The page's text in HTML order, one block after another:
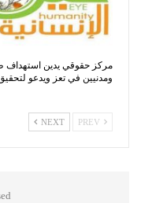
مركز حقوقي يدين استهداف
ومدنيين في تعز ويدعو
NEXT